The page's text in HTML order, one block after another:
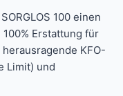
100 einen
Erstattung für
KFO-
Limit) und